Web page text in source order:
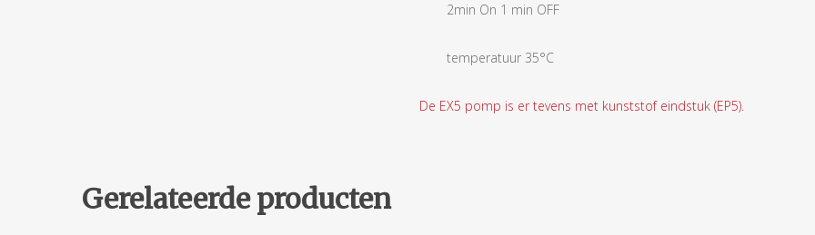
2min On 1 min OFF
temperatuur 35°C
De EX5 pomp is er tevens met kunststof eindstuk (EP5).
Gerelateerde producten